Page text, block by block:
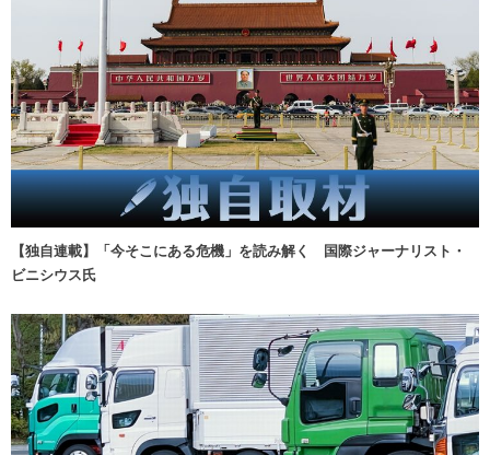
【独自連載】「今そこにある危機」を読み解く 国際ジャーナリスト・
ビニシウス氏